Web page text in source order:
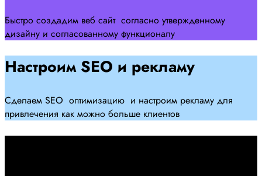
Быстро создадим веб сайт согласно утвержденному
дизайну и согласованному функционалу
Настроим SEO и рекламу
Сделаем SEO оптимизацию и настроим рекламу для
привлечения как можно больше клиентов